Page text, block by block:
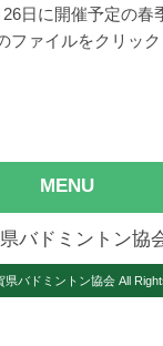
日に開催予定の春
ファイルをクリック
MENU
バドミントン協
バドミントン協会 All